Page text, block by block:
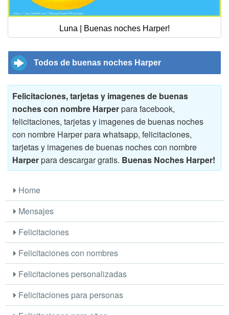
Luna | Buenas noches Harper!
Todos de buenas noches Harper
Felicitaciones, tarjetas y imagenes de buenas
noches con nombre Harperpara facebook,
felicitaciones, tarjetas y imagenes de buenas noches
con nombre Harper para whatsapp, felicitaciones,
tarjetas y imagenes de buenas noches con nombre
Harperpara descargar gratis. Buenas Noches Harper!
Home
Mensajes
Felicitaciones
Felicitaciones con nombres
Felicitaciones personalizadas
Felicitaciones para personas